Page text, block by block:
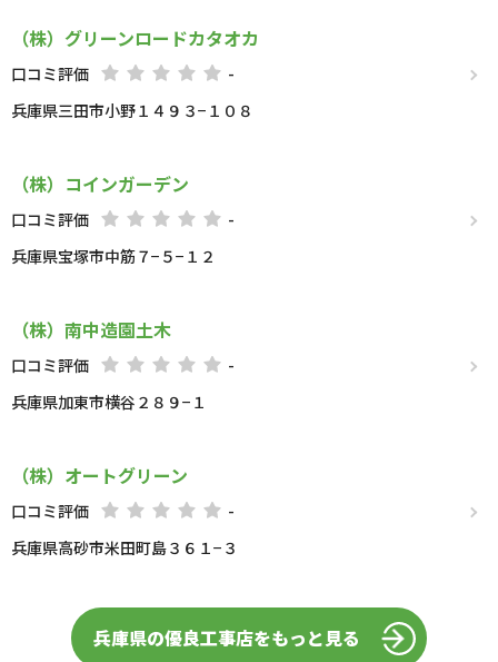
（株）グリーンロードカタオカ
口コミ評価
-
兵庫県三田市小野１４９３−１０８
（株）コインガーデン
口コミ評価
-
兵庫県宝塚市中筋７−５−１２
（株）南中造園土木
口コミ評価
-
兵庫県加東市横谷２８９−１
（株）オートグリーン
口コミ評価
-
兵庫県高砂市米田町島３６１−３
兵庫県の優良工事店をもっと見る